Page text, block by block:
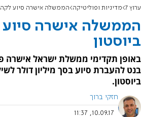
ערוץ 7 מדיניות ופוליטיקה הממשלה אישרה סיוע
הממשלה אישרה סיוע
ביוסטון
באופן תקדימי ממשלת ישראל
בנט להעברת סיוע בסך מיליון דולר
ביוסטון.
חזקי ברוך
10.09.17, 11:37